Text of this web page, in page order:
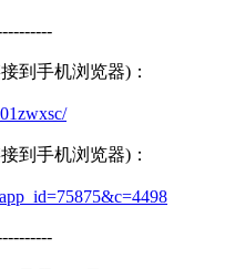
到手机浏览器)：
到手机浏览器)：